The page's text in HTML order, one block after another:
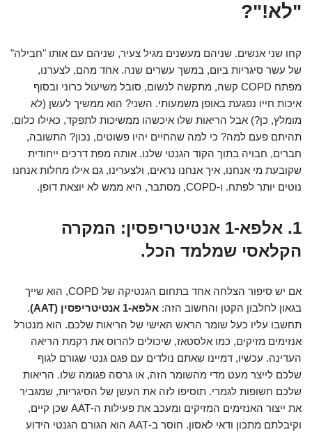
"לא!"?
קחו שני אנשים. שניהם מעשנים מגיל צעיר, שניהם עם אותו "חבילה"
של עשר סיגריות ביום, במשך עשרים שנה. אחד מהם, לצערנו,
מפתח COPD קשה, מתקשה לנשום, סובל משיעול כרוני ובסוף
איכות חייו נפגעת באופן משמעותי. השני? הוא ממשיך לעשן (לא
מומלץ, כן?) אבל הריאות שלו איכשהו ממשיכות לתפקד, כאילו כלום.
תהיתם פעם למה? כי למה שהחיים יהיו פשוטים, נכון? התשובה,
חברים, חבויה בתוך הקוד הגנטי שלנו. אותה מפת דרכים ייחודית
שקובעת מי אנחנו, איך אנחנו נראים, ולצערינו, גם אילו מחלות אנחנו
נוטים יותר לפתח. ו-COPD, מסתבר, היא ממש לא יוצאת דופן.
1. אלפא-1 אנטיטריפסין: המקרה
הקלאסי שמלמד הכל.
אם יש סיפור הצלחה אחד בתחום הגנטיקה של COPD, הוא שייך
בגאון לחלבון הקטן והחשוב הזה: אלפא-1 אנטיטריפסין (AAT)
.
תחשבו עליו כעל שומר הראש האישי של הריאות שלכם. הוא מנטרל
אנזימים מזיקים, כמו אלסטאז, שיכולים להרוס את רקמת הריאה
העדינה. עכשיו, דמיינו שאתם נולדים עם פגם גנטי שגורם לגוף
שלכם לייצר מעט מדי מהשומר הזה, או גרסה פגומה שלו. הריאות
שלכם חשופות לגמרי. תוסיפו לזה את העשן של הסיגריות, שמגביר
את ייצור האנזימים המזיקים ומעכב את פעילות ה-AAT שכן קיים,
וקיבלתם מתכון ודאי לאסון. חוסר ב-AAT הוא הגורם הגנטי הידוע